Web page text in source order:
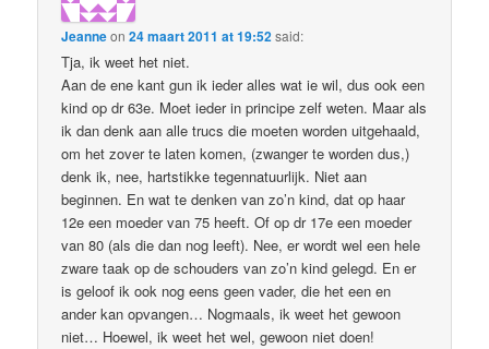
Jeanneon24 maart 2011 at 19:52said:
Tja, ik weet het niet.
Aan de ene kant gun ik ieder alles wat ie wil, dus ook een
kind op dr 63e. Moet ieder in principe zelf weten. Maar als
ik dan denk aan alle trucs die moeten worden uitgehaald,
om het zover te laten komen, (zwanger te worden dus,)
denk ik, nee, hartstikke tegennatuurlijk. Niet aan
beginnen. En wat te denken van zo’n kind, dat op haar
12e een moeder van 75 heeft. Of op dr 17e een moeder
van 80 (als die dan nog leeft). Nee, er wordt wel een hele
zware taak op de schouders van zo’n kind gelegd. En er
is geloof ik ook nog eens geen vader, die het een en
ander kan opvangen… Nogmaals, ik weet het gewoon
niet… Hoewel, ik weet het wel, gewoon niet doen!